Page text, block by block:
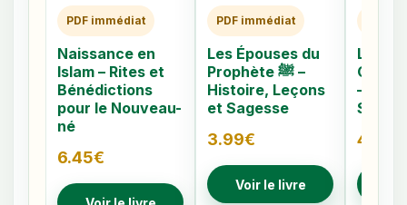
PDF immédiat
Naissance en
Islam – Rites et
Bénédictions
pour le Nouveau-
né
6.45€
PDF immédiat
Les Épouses du
Prophète ﷺ –
Histoire, Leçons
et Sagesse
3.99€
Voir le livre
Les
–
4.79